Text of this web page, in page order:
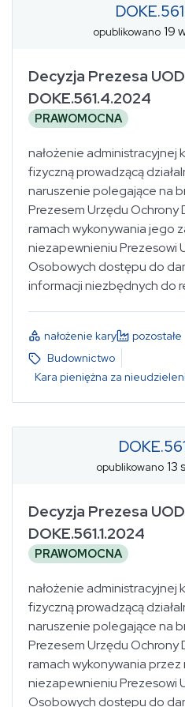
Data ogłoszenia (od - do)
Sygnatura
Status
wybierz...
kara pieniężna za
Rozporządzenie o
wybierz...
wybierz...
opublikowano 19
Decyzja Prezesa
DOKE.561.4.2024
PRAWOMOCNA
nałożenie administracyjnej
fizyczną prowadzącą
naruszenie polegające na
Prezesem Urzędu Ochrony
ramach wykonywania jego
niezapewnieniu Prezesowi
Osobowych dostępu do
informacji niezbędnych do
nałożenie kary
pozostałe
Budownictwo
Kara pieniężna za
opublikowano 13
Decyzja Prezesa
DOKE.561.1.2024
PRAWOMOCNA
nałożenie administracyjnej
fizyczną prowadzącą
naruszenie polegające na
Prezesem Urzędu Ochrony
ramach wykonywania
niezapewnieniu Prezesowi
Osobowych dostępu do